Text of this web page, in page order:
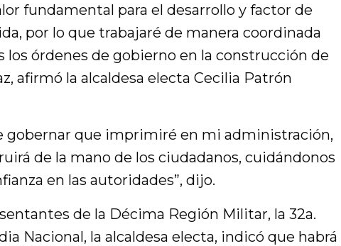
fundamental para el desarrollo y factor de
por lo que trabajaré de manera coordinada
los órdenes de gobierno en la construcción de
afirmó la alcaldesa electa Cecilia Patrón
gobernar que imprimiré en mi administración,
de la mano de los ciudadanos, cuidándonos
en las autoridades”, dijo.
de la Décima Región Militar, la 32a.
Nacional, la alcaldesa electa, indicó que habrá